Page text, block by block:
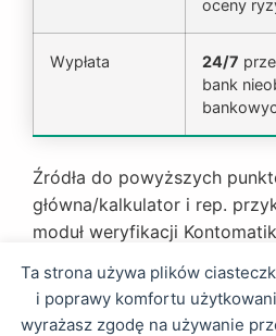
Ta strona używa plików
i poprawy komfortu
wyrażasz zgodę na używanie
oceny
Wypłata 24/7
bank
Źródła do powyższych
główna/kalkulator i rep.
moduł weryfikacji
dokument informacyjny dot.
przez BIK.